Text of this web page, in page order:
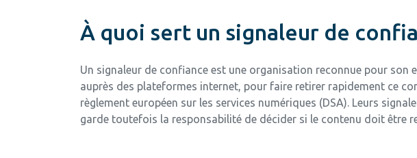
À quoi sert un signaleur de
Un signaleur de confiance est une organisation reconnue pour son
auprès des plateformes internet, pour faire retirer rapidement ce
règlement européen sur les services numériques (DSA). Leurs
garde toutefois la responsabilité de décider si le contenu doit être